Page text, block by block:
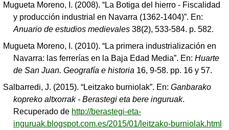
Mugueta Moreno, I. (2008). “La Botiga del hierro - Fiscalidad
y producción industrial en Navarra (1362-1404)”. En:
Anuario de estudios medievales 38(2), 533-584. p. 582.
Mugueta Moreno, I. (2010). “La primera industrialización en
Navarra: las ferrerías en la Baja Edad Media”. En: Huarte
de San Juan. Geografía e historia 16, 9-58. pp. 16 y 57.
Salbarredi, J. (2015). “Leitzako burniolak”. En: Ganbarako
kopreko altxorrak - Berastegi eta bere inguruak.
Recuperado de http://berastegi-eta-
inguruak.blogspot.com.es/2015/01/leitzako-burniolak.html